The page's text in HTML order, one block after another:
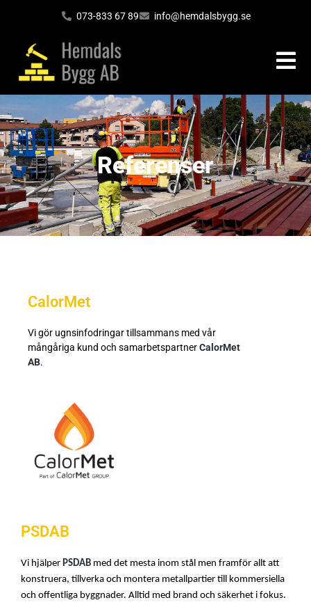
073-833 67 89 info@hemdalsbygg.se
Referenser
CalorMet
Vi gör ugnsinfodringar tillsammans med vår
mångåriga kund och samarbetspartnerCalorMet
AB.
PSDAB
Vi hjälper PSDAB med det mesta inom stål men framför allt att
konstruera, tillverka och montera metallpartier till kommersiella
och offentliga byggnader. Alltid med brand och säkerhet i fokus.